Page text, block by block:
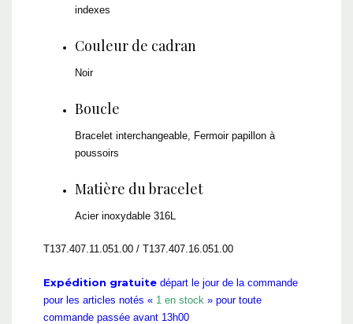
indexes
Couleur de cadran
Noir
Boucle
Bracelet interchangeable, Fermoir papillon à
poussoirs
Matière du bracelet
Acier inoxydable 316L
T137.407.11.051.00 / T137.407.16.051.00
Expédition gratuite départ le jour de la commande
pour les articles notés « 1 en stock » pour toute
commande passée avant 13h00